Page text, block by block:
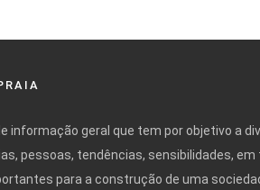
informação geral que tem por objetivo a
pessoas, tendências, sensibilidades, em
para a construção de uma